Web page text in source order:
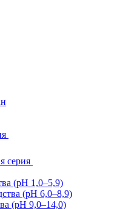
серия
(pH 1,0–5,9)
(pH 6,0–8,9)
(pH 9,0–14,0)